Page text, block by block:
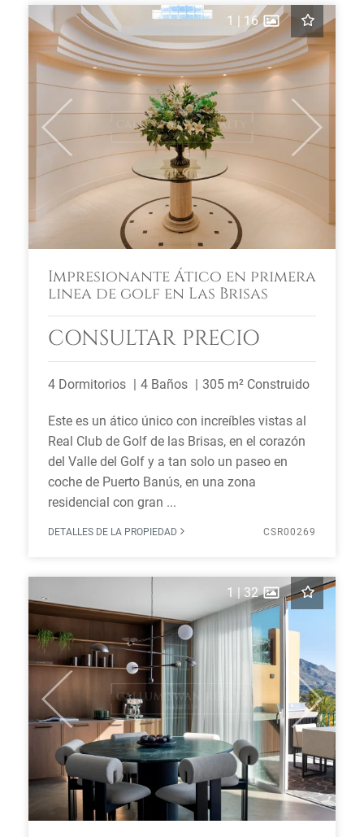
Previous Next
1 | 16
Impresionante Ático en primera
linea de golf en Las Brisas
CONSULTAR PRECIO
4 Dormitorios 4 Baños 305 m² Construido
Este es un ático único con increíbles vistas al
Real Club de Golf de las Brisas, en el corazón
del Valle del Golf y a tan solo un paseo en
coche de Puerto Banús, en una zona
residencial con gran ...
DETALLES DE LA PROPIEDAD CSR00269
Previous Next
1 | 32